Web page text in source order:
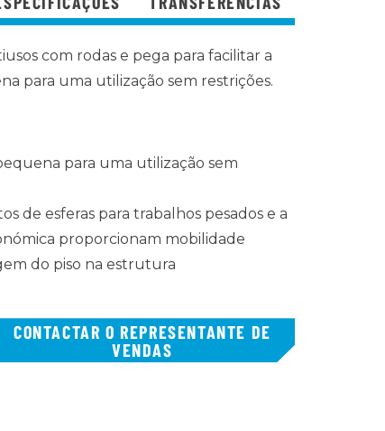
com rodas e pega para facilitar a
para uma utilização sem restrições.
para uma utilização sem
de esferas para trabalhos pesados e a
proporcionam mobilidade
do piso na estrutura
CONTACTAR O REPRESENTANTE DE
VENDAS